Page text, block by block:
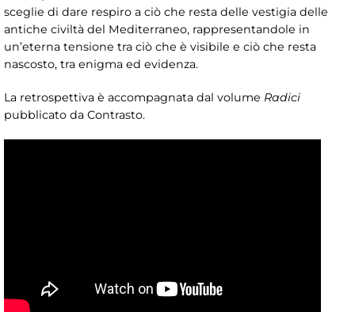
sceglie di dare respiro a ciò che resta delle vestigia delle
antiche civiltà del Mediterraneo, rappresentandole in
un’eterna tensione tra ciò che è visibile e ciò che resta
nascosto, tra enigma ed evidenza.
La retrospettiva è accompagnata dal volume Radici
pubblicato da Contrasto.